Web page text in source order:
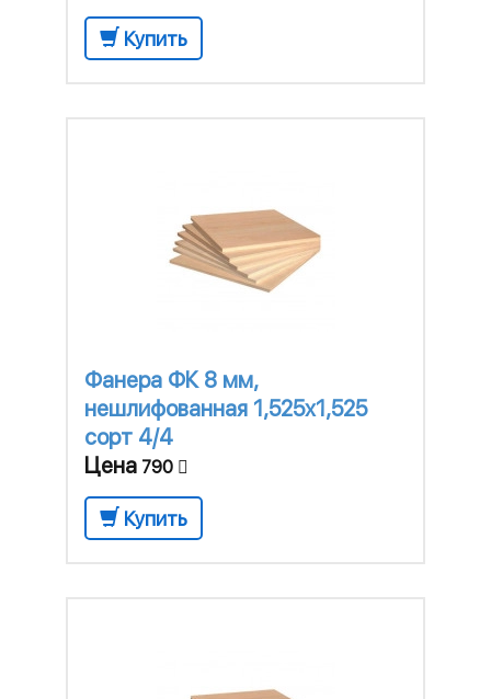
Купить
Фанера ФК 8 мм,
нешлифованная 1,525х1,525
сорт 4/4
Цена 790
Купить